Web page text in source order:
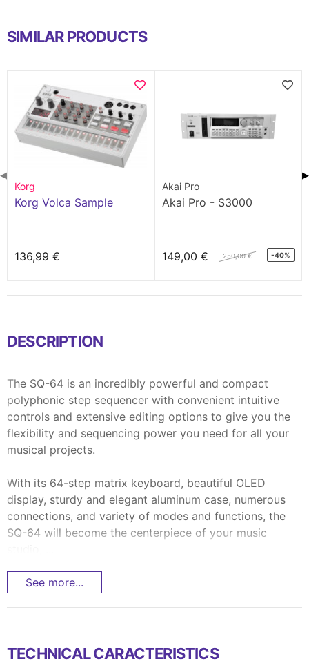
SIMILAR PRODUCTS
Korg
Korg Volca Sample
136,99 €
Akai Pro
Akai Pro - S3000
149,00 € 250,00 € -40%
◀ ▶
DESCRIPTION
The SQ-64 is an incredibly powerful and compact
polyphonic step sequencer with convenient intuitive
controls and extensive editing options to give you the
flexibility and sequencing power you need for all your
musical projects.
With its 64-step matrix keyboard, beautiful OLED
display, sturdy and elegant aluminum case, numerous
connections, and variety of modes and functions, the
SQ-64 will become the centerpiece of your music
See more...
TECHNICAL CARACTERISTICS